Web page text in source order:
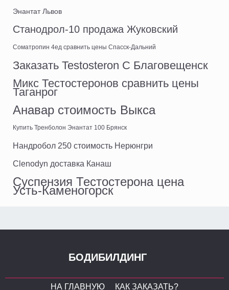
Энантат Львов
Станодрол-10 продажа Жуковский
Cоматропин 4ед сравнить цены Спасск-Дальний
Заказать Testosteron C Благовещенск
Микс Тестостеронов сравнить цены
Таганрог
Анавар стоимость Выкса
Купить Тренболон Энантат 100 Брянск
Нандробол 250 стоимость Нерюнгри
Clenodyn доставка Канаш
Суспензия Тестостерона цена
Усть-Каменогорск
БОДИБИЛДИНГ
НА ГЛАВНУЮ КАК ЗАКАЗАТЬ?